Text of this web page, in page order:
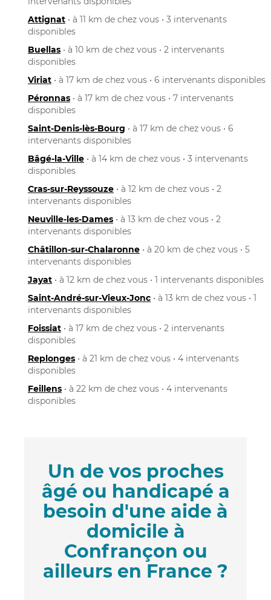
Attignat • à 11 km de chez vous • 3 intervenants
disponibles
Buellas • à 10 km de chez vous • 2 intervenants
disponibles
Viriat • à 17 km de chez vous • 6 intervenants disponibles
Péronnas • à 17 km de chez vous • 7 intervenants
disponibles
Saint-Denis-lès-Bourg • à 17 km de chez vous • 6
intervenants disponibles
Bâgé-la-Ville • à 14 km de chez vous • 3 intervenants
disponibles
Cras-sur-Reyssouze • à 12 km de chez vous • 2
intervenants disponibles
Neuville-les-Dames • à 13 km de chez vous • 2
intervenants disponibles
Châtillon-sur-Chalaronne • à 20 km de chez vous • 5
intervenants disponibles
Jayat • à 12 km de chez vous • 1 intervenants disponibles
Saint-André-sur-Vieux-Jonc • à 13 km de chez vous • 1
intervenants disponibles
Foissiat • à 17 km de chez vous • 2 intervenants
disponibles
Replonges • à 21 km de chez vous • 4 intervenants
disponibles
Feillens • à 22 km de chez vous • 4 intervenants
disponibles
Un de vos proches
âgé ou handicapé a
besoin d'une aide à
domicile à
Confrançon ou
ailleurs en France ?